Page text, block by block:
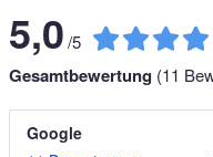
5,0/5
Gesamtbewertung (11
Google